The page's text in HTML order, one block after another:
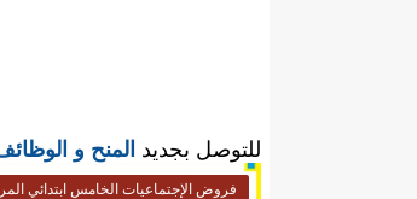
للتوصل بجديد المنح و
فروض الإجتماعيات الخامس ابتدائي